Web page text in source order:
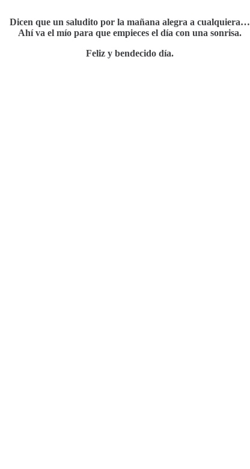
Dicen que un saludito por la mañana alegra a cualquiera…
Ahí va el mío para que empieces el día con una sonrisa.
Feliz y bendecido día.